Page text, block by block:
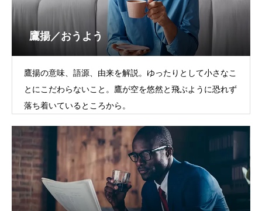
鷹揚／おうよう
鷹揚の意味、語源、由来を解説。ゆったりとして小さなこ
とにこだわらないこと。鷹が空を悠然と飛ぶように恐れず
落ち着いているところから。